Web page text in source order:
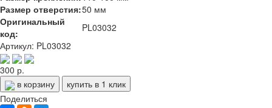
Размер отверстия:50 мм
Оригинальный
код:
PL03032
Артикул: PL03032
300 р.
в корзину
купить в 1 клик
Поделиться